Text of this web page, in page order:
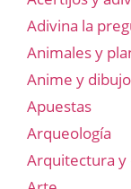
Adivina la
Animales y
Anime y
Apuestas
Arqueología
Arquitectura y